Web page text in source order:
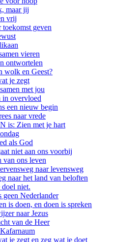
maar jij
vrij
geven
vieren
ontwortelen
wolk en Geest?
je zegt
met jou
in overvloed
een nieuw begin
naar vrede
is: Zien met je hart
als God
niet aan ons voorbij
van ons leven
naar levensweg
naar het land van beloften
niet.
geen Nederlander
is doen, en doen is spreken
naar Jezus
van de Heer
je zegt en zeg wat je doet